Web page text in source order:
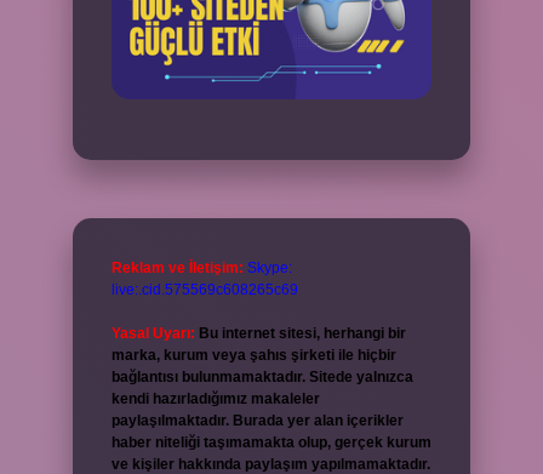
Reklam ve İletişim: Skype:
live:.cid.575569c608265c69
Yasal Uyarı: Bu internet sitesi, herhangi bir
marka, kurum veya şahıs şirketi ile hiçbir
bağlantısı bulunmamaktadır. Sitede yalnızca
kendi hazırladığımız makaleler
paylaşılmaktadır. Burada yer alan içerikler
haber niteliği taşımamakta olup, gerçek kurum
ve kişiler hakkında paylaşım yapılmamaktadır.